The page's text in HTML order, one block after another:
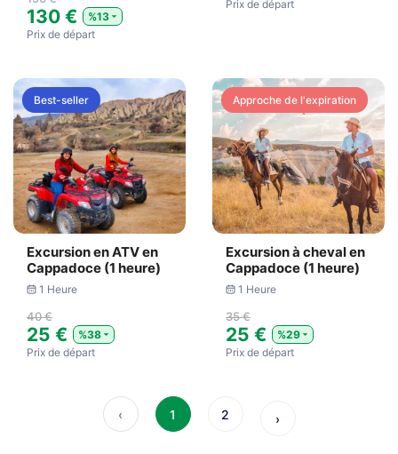
130 €
%13
Prix ​​de départ
Prix ​​de départ
Best-seller
Excursion en ATV en
Cappadoce (1 heure)
1 Heure
40 €
25 €
%38
Prix ​​de départ
Approche de l'expiration
Excursion à cheval en
Cappadoce (1 heure)
1 Heure
35 €
25 €
%29
Prix ​​de départ
‹ 1 2 ›